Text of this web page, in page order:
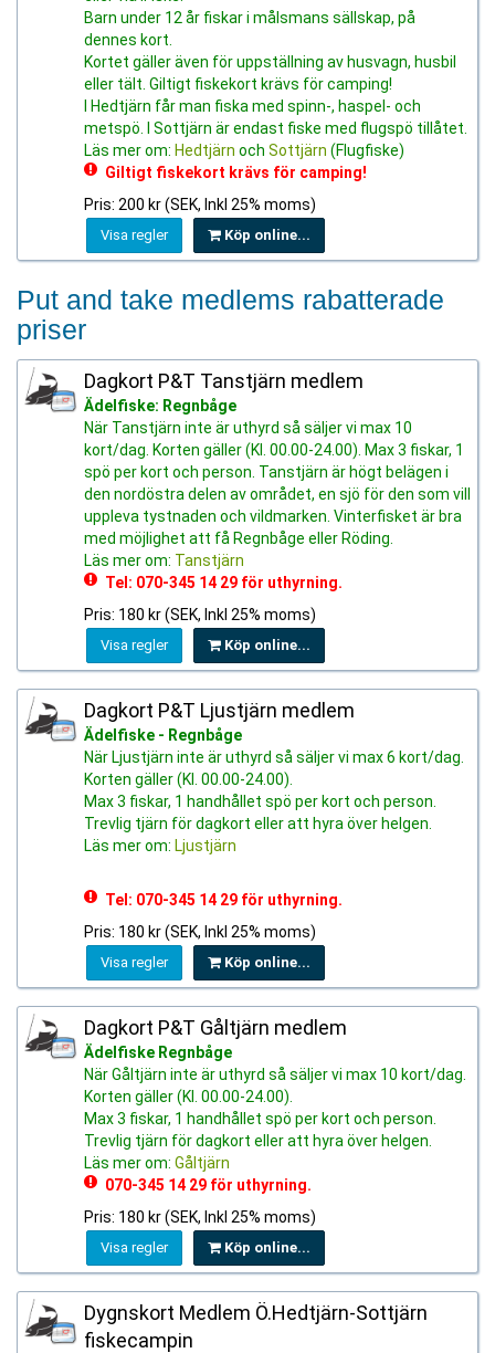
Barn under 12 år fiskar i målsmans sällskap, på
dennes kort.
Kortet gäller även för uppställning av husvagn, husbil
eller tält. Giltigt fiskekort krävs för camping!
I Hedtjärn får man fiska med spinn-, haspel- och
metspö. I Sottjärn är endast fiske med flugspö tillåtet.
Läs mer om: Hedtjärn och Sottjärn (Flugfiske)
Giltigt fiskekort krävs för camping!
Pris: 200 kr (SEK, Inkl 25% moms)
Visa regler Köp online...
Put and take medlems rabatterade
priser
Dagkort P&T Tanstjärn medlem
Ädelfiske: Regnbåge
När Tanstjärn inte är uthyrd så säljer vi max 10
kort/dag. Korten gäller (Kl. 00.00-24.00). Max 3 fiskar, 1
spö per kort och person. Tanstjärn är högt belägen i
den nordöstra delen av området, en sjö för den som vill
uppleva tystnaden och vildmarken. Vinterfisket är bra
med möjlighet att få Regnbåge eller Röding.
Läs mer om: Tanstjärn
Tel: 070-345 14 29 för uthyrning.
Pris: 180 kr (SEK, Inkl 25% moms)
Visa regler Köp online...
Dagkort P&T Ljustjärn medlem
Ädelfiske - Regnbåge
När Ljustjärn inte är uthyrd så säljer vi max 6 kort/dag.
Korten gäller (Kl. 00.00-24.00).
Max 3 fiskar, 1 handhållet spö per kort och person.
Trevlig tjärn för dagkort eller att hyra över helgen.
Läs mer om: Ljustjärn
Tel: 070-345 14 29 för uthyrning.
Pris: 180 kr (SEK, Inkl 25% moms)
Visa regler Köp online...
Dagkort P&T Gåltjärn medlem
Ädelfiske Regnbåge
När Gåltjärn inte är uthyrd så säljer vi max 10 kort/dag.
Korten gäller (Kl. 00.00-24.00).
Max 3 fiskar, 1 handhållet spö per kort och person.
Trevlig tjärn för dagkort eller att hyra över helgen.
Läs mer om: Gåltjärn
070-345 14 29 för uthyrning.
Pris: 180 kr (SEK, Inkl 25% moms)
Visa regler Köp online...
Dygnskort Medlem Ö.Hedtjärn-Sottjärn
fiskecampin